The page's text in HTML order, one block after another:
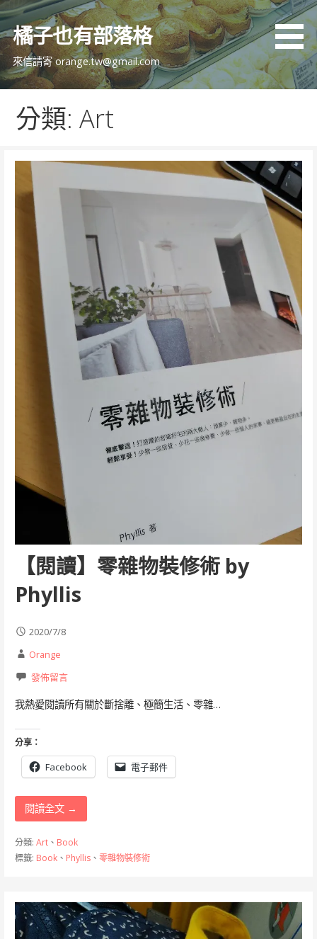
跳
主
內
橘子也有部落格
來信請寄 orange.tw@gmail.com
分類: Art
【閱讀】零雜物裝修術 by
Phyllis
2020/7/8
Orange
發佈留言
我熱愛閱讀所有關於斷捨離、極簡生活、零雜…
分享：
Facebook 電子郵件
閱讀全文 →
分類: Art、 Book
標籤: Book、 Phyllis、 零雜物裝修術